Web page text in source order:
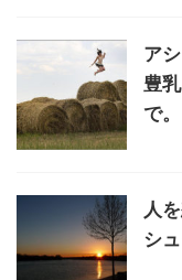
ア
豊
で。
人
シ